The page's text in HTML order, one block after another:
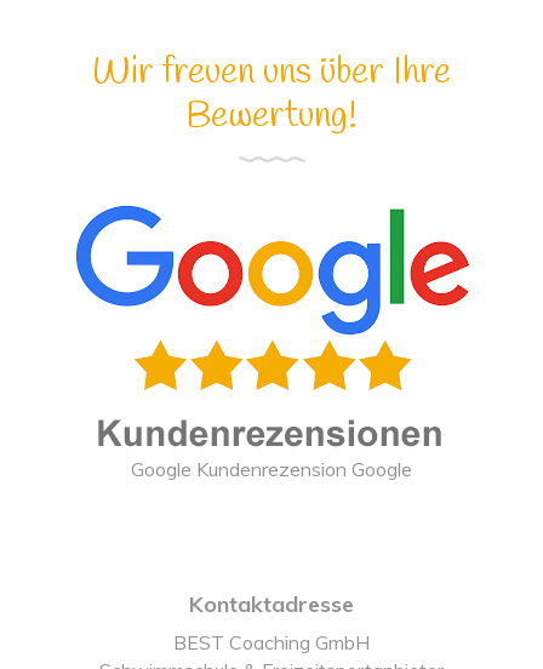
Wir freuen uns über Ihre
Bewertung!
Google Kundenrezension Google
Kontaktadresse
BEST Coaching GmbH